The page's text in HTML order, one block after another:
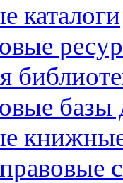
каталоги